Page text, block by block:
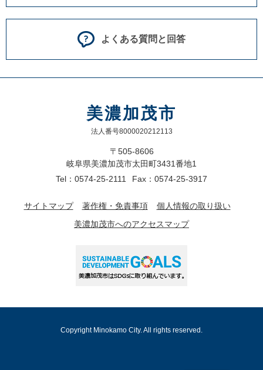
よくある質問と回答
美濃加茂市
法人番号8000020212113
〒505-8606
岐阜県美濃加茂市太田町3431番地1
Tel：0574-25-2111
Fax：0574-25-3917
サイトマップ 著作権・免責事項
個人情報の取り扱い
美濃加茂市へのアクセスマップ
Copyright Minokamo City. All rights reserved.